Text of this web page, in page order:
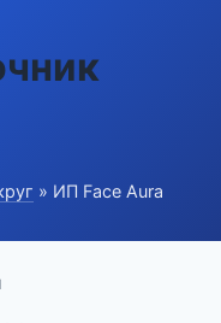
» ИП Face Aura